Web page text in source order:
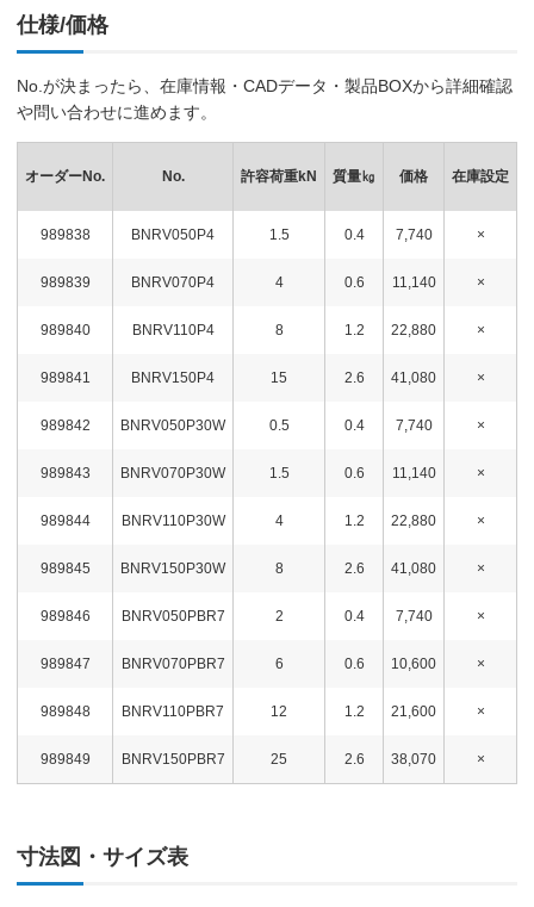
仕様/価格
No.が決まったら、在庫情報・CADデータ・製品BOXから詳細確認
や問い合わせに進めます。
オーダーNo. No. 許容荷重kN 質量㎏ 価格 在庫設定
989838 BNRV050P4 1.5 0.4 7,740 ×
989839 BNRV070P4 4 0.6 11,140 ×
989840 BNRV110P4 8 1.2 22,880 ×
989841 BNRV150P4 15 2.6 41,080 ×
989842 BNRV050P30W 0.5 0.4 7,740 ×
989843 BNRV070P30W 1.5 0.6 11,140 ×
989844 BNRV110P30W 4 1.2 22,880 ×
989845 BNRV150P30W 8 2.6 41,080 ×
989846 BNRV050PBR7 2 0.4 7,740 ×
989847 BNRV070PBR7 6 0.6 10,600 ×
989848 BNRV110PBR7 12 1.2 21,600 ×
989849 BNRV150PBR7 25 2.6 38,070 ×
寸法図・サイズ表